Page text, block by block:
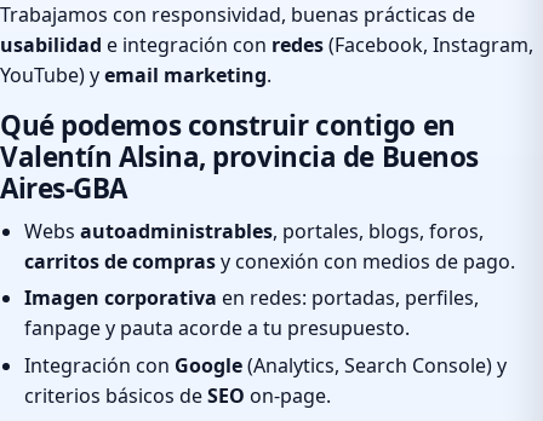
Trabajamos con responsividad, buenas prácticas de
usabilidad e integración con redes(Facebook, Instagram,
YouTube) yemail marketing.
Qué podemos construir contigo en
Valentín Alsina, provincia de Buenos
Aires-GBA
Webs autoadministrables, portales, blogs, foros,
carritos de comprasy conexión con medios de pago.
Imagen corporativa en redes: portadas, perfiles,
fanpage y pauta acorde a tu presupuesto.
Integración con Google(Analytics, Search Console) y
criterios básicos deSEO on-page.